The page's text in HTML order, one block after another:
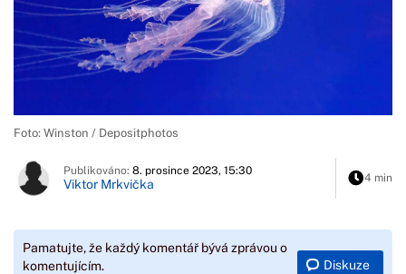
Foto: Winston / Depositphotos
Publikováno: 8. prosince 2023, 15:30
Viktor Mrkvička 4 min
Pamatujte, že každý komentář bývá zprávou o
komentujícím.
Diskuze